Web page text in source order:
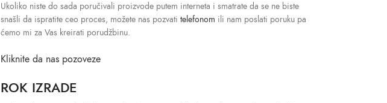
Ukoliko niste do sada poručivali proizvode putem interneta i smatrate da se ne biste
snašli da ispratite ceo proces, možete nas pozvatitelefonom ili nam poslati poruku pa
ćemo mi za Vas kreirati porudžbinu.
Kliknite da nas pozoveze
ROK IZRADE